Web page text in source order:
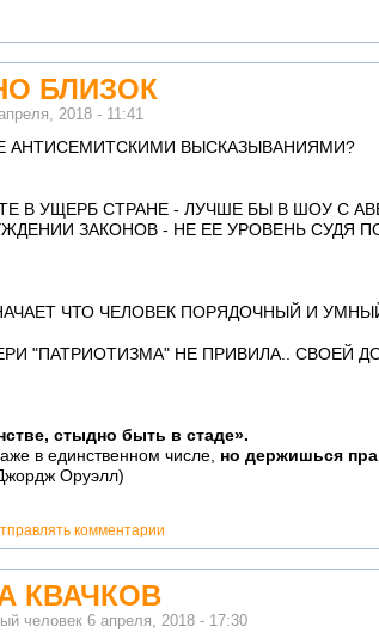
БЛИЗОК
2018 - 11:41
АНТИСЕМИТСКИМИ ВЫСКАЗЫВАНИЯМИ?
В УЩЕРБ СТРАНЕ - ЛУЧШЕ БЫ В ШОУ С
ЗАКОНОВ - НЕ ЕЕ УРОВЕНЬ СУДЯ
ЧТО ЧЕЛОВЕК ПОРЯДОЧНЫЙ И УМНЫЙ
"ПАТРИОТИЗМА" НЕ ПРИВИЛА.. СВОЕЙ
стыдно быть в стаде».
в единственном числе, но держишься
Оруэлл)
комментарии
А КВАЧКОВ
человек 6 апреля, 2018 - 17:30